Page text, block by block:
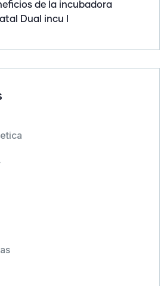
de la incubadora
Dual incu I